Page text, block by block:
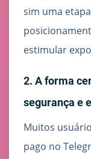
sim uma
estimular
2. A forma
segurança e
Muitos
pago no